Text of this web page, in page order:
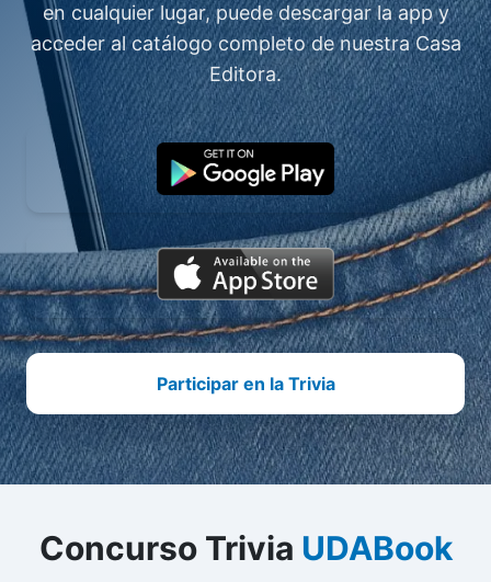
en cualquier lugar, puede descargar la app y
acceder al catálogo completo de nuestra Casa
Editora.
Participar en la Trivia
Concurso Trivia UDABook